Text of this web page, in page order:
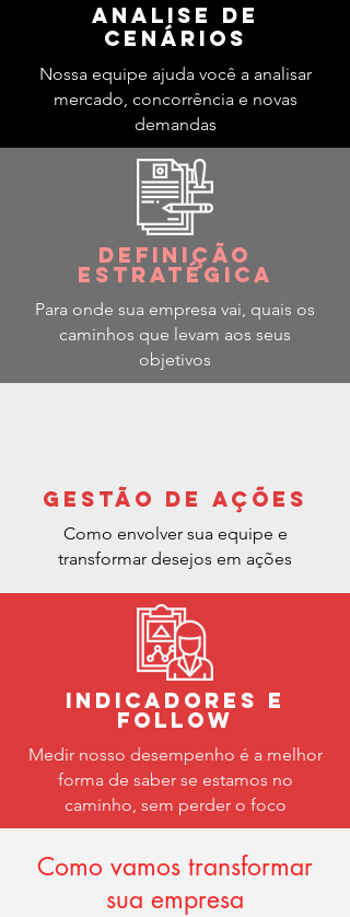
Analise de
cenários
Nossa equipe ajuda você a analisar
mercado, concorrência e novas
demandas
Definição
estratégica
Para onde sua empresa vai, quais os
caminhos que levam aos seus
objetivos
gestão de ações
Como envolver sua equipe e
transformar desejos em ações
indicadores e
follow
Medir nosso desempenho é a melhor
forma de saber se estamos no
caminho, sem perder o foco
Como vamos transformar
sua empresa